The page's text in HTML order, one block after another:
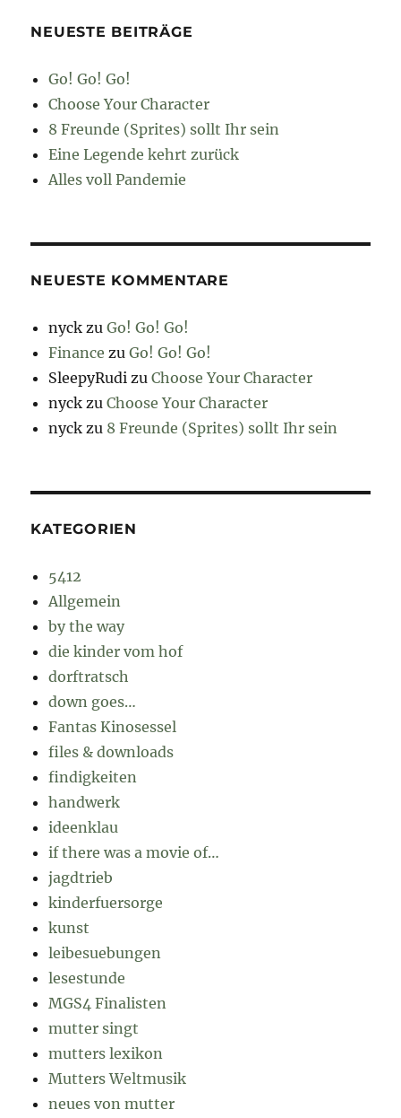
NEUESTE BEITRÄGE
Go! Go! Go!
Choose Your Character
8 Freunde (Sprites) sollt Ihr sein
Eine Legende kehrt zurück
Alles voll Pandemie
NEUESTE KOMMENTARE
nyck zuGo! Go! Go!
Finance zuGo! Go! Go!
SleepyRudi zuChoose Your Character
nyck zuChoose Your Character
nyck zu 8 Freunde (Sprites) sollt Ihr sein
KATEGORIEN
5412
Allgemein
by the way
die kinder vom hof
dorftratsch
down goes…
Fantas Kinosessel
files & downloads
findigkeiten
handwerk
ideenklau
if there was a movie of…
jagdtrieb
kinderfuersorge
kunst
leibesuebungen
lesestunde
MGS4 Finalisten
mutter singt
mutters lexikon
Mutters Weltmusik
neues von mutter